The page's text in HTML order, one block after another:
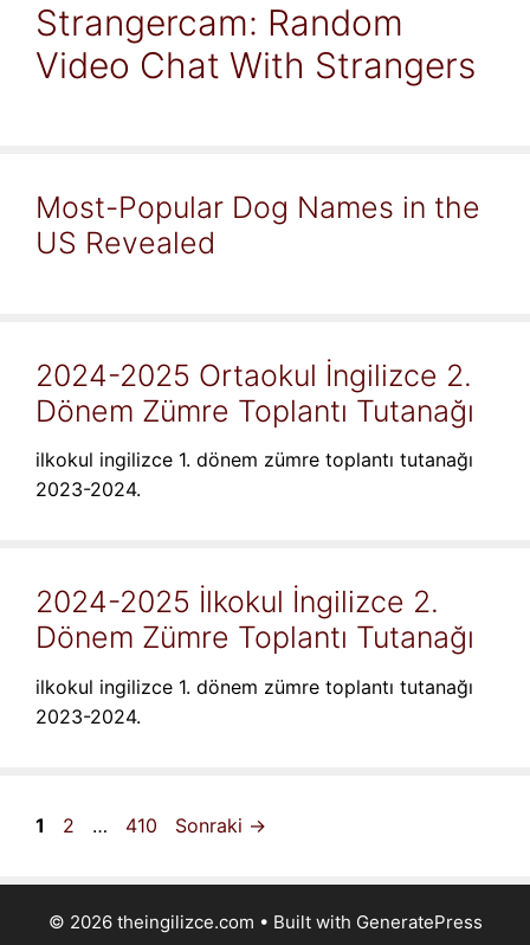
Strangercam: Random
Video Chat With Strangers
Most-Popular Dog Names in the
US Revealed
2024-2025 Ortaokul İngilizce 2.
Dönem Zümre Toplantı Tutanağı
ilkokul ingilizce 1. dönem zümre toplantı tutanağı
2023-2024.
2024-2025 İlkokul İngilizce 2.
Dönem Zümre Toplantı Tutanağı
ilkokul ingilizce 1. dönem zümre toplantı tutanağı
2023-2024.
Sayfa
1 Sayfa
2 … Sayfa
410 Sonraki →
© 2026 theingilizce.com • Built with GeneratePress